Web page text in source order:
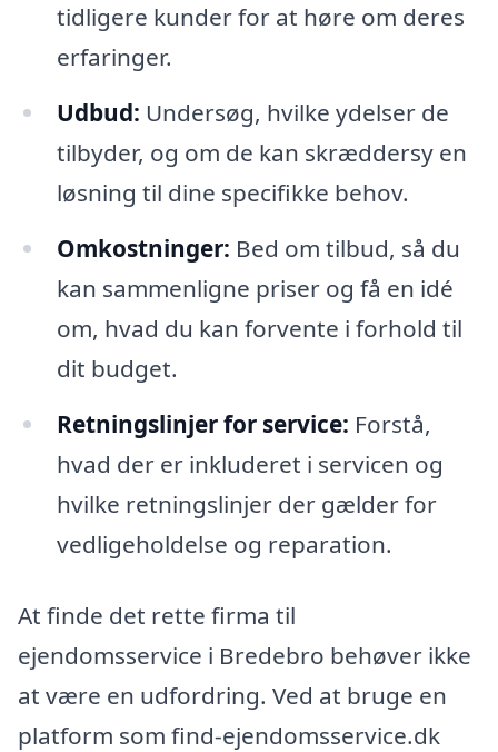
tidligere kunder for at høre om deres
erfaringer.
Udbud: Undersøg, hvilke ydelser de
tilbyder, og om de kan skræddersy en
løsning til dine specifikke behov.
Omkostninger: Bed om tilbud, så du
kan sammenligne priser og få en idé
om, hvad du kan forvente i forhold til
dit budget.
Retningslinjer for service: Forstå,
hvad der er inkluderet i servicen og
hvilke retningslinjer der gælder for
vedligeholdelse og reparation.
At finde det rette firma til
ejendomsservice i Bredebro behøver ikke
at være en udfordring. Ved at bruge en
platform som find-ejendomsservice.dk